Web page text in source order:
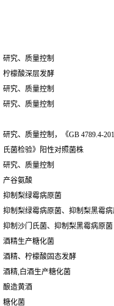
研究、质量控制
柠檬酸深层发酵
研究、质量控制
研究、质量控制
研究、质量控制，《GB 4789.4-
氏菌检验》阳性对照菌株
研究、质量控制
产谷氨酸
抑制梨绿霉病原菌
抑制梨绿霉病原菌、抑制梨黑霉病
抑制沙门氏菌、抑制梨黑霉病原菌
酒精生产糖化菌
酒精、柠檬酸固态发酵
酒精,白酒生产糖化菌
酿造黄酒
糖化菌